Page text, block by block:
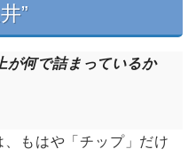
”
が何で詰まっているか
もはや「チップ」だけ